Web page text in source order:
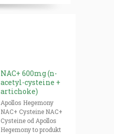
NAC+ 600mg (n-
acetyl-cysteine +
artichoke)
Apollos Hegemony
NAC+ Cysteine NAC+
Cysteine od Apollos
Hegemony to produkt